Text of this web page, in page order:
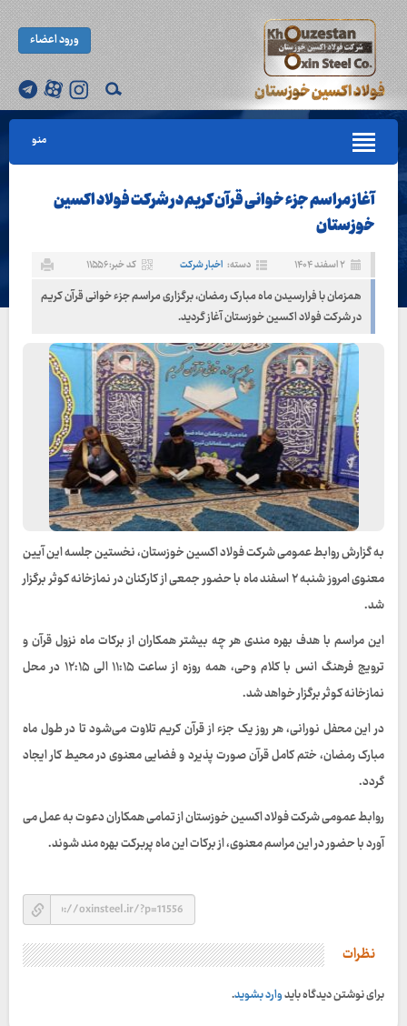
ورود اعضاء
منو
آغاز مراسم جزء خوانی قرآن کریم در شرکت فولاد اکسین
خوزستان
۲ اسفند ۱۴۰۴ دسته: اخبار شرکت کد خبر: ۱۱۵۵۶
همزمان با فرارسیدن ماه مبارک رمضان، برگزاری مراسم جزء خوانی قرآن کریم
در شرکت فولاد اکسین خوزستان آغاز گردید.
به گزارش روابط عمومی شرکت فولاد اکسین خوزستان، نخستین جلسه این آیین
معنوی امروز شنبه ۲ اسفند ماه با حضور جمعی از کارکنان در نمازخانه کوثر برگزار
شد.
این مراسم با هدف بهره‌ مندی هر چه بیشتر همکاران از برکات ماه نزول قرآن و
ترویج فرهنگ انس با کلام وحی، همه‌ روزه از ساعت ۱۱:۱۵ الی ۱۲:۱۵ در محل
نمازخانه کوثر برگزار خواهد شد.
در این محفل نورانی، هر روز یک جزء از قرآن کریم تلاوت می‌شود تا در طول ماه
مبارک رمضان، ختم کامل قرآن صورت پذیرد و فضایی معنوی در محیط کار ایجاد
گردد.
روابط عمومی شرکت فولاد اکسین خوزستان از تمامی همکاران دعوت به عمل می
آورد با حضور در این مراسم معنوی، از برکات این ماه پربرکت بهره‌ مند شوند.
نظرات
برای نوشتن دیدگاه بایدوارد بشوید.